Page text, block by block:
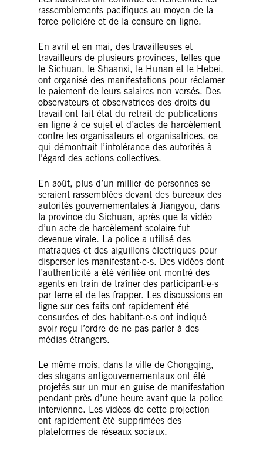
rassemblements pacifiques au moyen de la
force policière et de la censure en ligne.
En avril et en mai, des travailleuses et
travailleurs de plusieurs provinces, telles que
le Sichuan, le Shaanxi, le Hunan et le Hebei,
ont organisé des manifestations pour réclamer
le paiement de leurs salaires non versés. Des
observateurs et observatrices des droits du
travail ont fait état du retrait de publications
en ligne à ce sujet et d’actes de harcèlement
contre les organisateurs et organisatrices, ce
qui démontrait l’intolérance des autorités à
l’égard des actions collectives.
En août, plus d’un millier de personnes se
seraient rassemblées devant des bureaux des
autorités gouvernementales à Jiangyou, dans
la province du Sichuan, après que la vidéo
d’un acte de harcèlement scolaire fut
devenue virale. La police a utilisé des
matraques et des aiguillons électriques pour
disperser les manifestant·e·s. Des vidéos dont
l’authenticité a été vérifiée ont montré des
agents en train de traîner des participant·e·s
par terre et de les frapper. Les discussions en
ligne sur ces faits ont rapidement été
censurées et des habitant·e·s ont indiqué
avoir reçu l’ordre de ne pas parler à des
médias étrangers.
Le même mois, dans la ville de Chongqing,
des slogans antigouvernementaux ont été
projetés sur un mur en guise de manifestation
pendant près d’une heure avant que la police
intervienne. Les vidéos de cette projection
ont rapidement été supprimées des
plateformes de réseaux sociaux.